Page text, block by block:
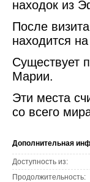
находок из
После
находится
Существует
Марии.
Эти места
со всего
Дополнительная
Доступность из:
Продолжительность: